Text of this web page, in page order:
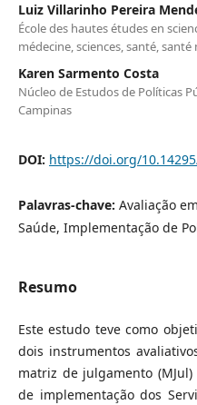
Luiz Villarinho Pereira
École des hautes études en
médecine, sciences, santé,
Karen Sarmento Costa
Núcleo de Estudos de Políticas
Campinas
DOI: https://doi.org/
Palavras-chave: Avaliação
Saúde, Implementação de
Resumo
Este estudo teve como
dois instrumentos
matriz de julgamento
de implementação dos